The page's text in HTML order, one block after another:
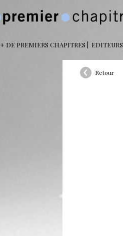
+ DE PREMIERS CHAPITRES EDITEURS
Retour